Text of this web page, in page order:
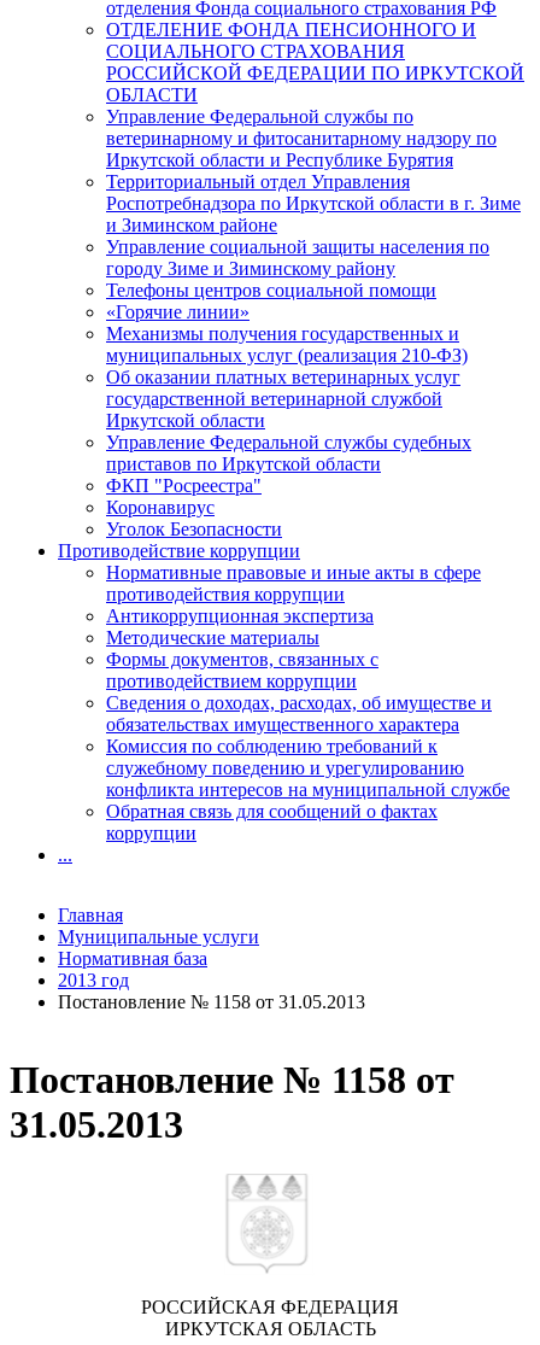
Постановление № 1158 от
31.05.2013
РОССИЙСКАЯ ФЕДЕРАЦИЯ
ИРКУТСКАЯ ОБЛАСТЬ
отделения Фонда социального страхования РФ
ОТДЕЛЕНИЕ ФОНДА ПЕНСИОННОГО И
СОЦИАЛЬНОГО СТРАХОВАНИЯ
РОССИЙСКОЙ ФЕДЕРАЦИИ ПО ИРКУТСКОЙ
ОБЛАСТИ
Управление Федеральной службы по
ветеринарному и фитосанитарному надзору по
Иркутской области и Республике Бурятия
Территориальный отдел Управления
Роспотребнадзора по Иркутской области в г. Зиме
и Зиминском районе
Управление социальной защиты населения по
городу Зиме и Зиминскому району
Телефоны центров социальной помощи
«Горячие линии»
Механизмы получения государственных и
муниципальных услуг (реализация 210-ФЗ)
Об оказании платных ветеринарных услуг
государственной ветеринарной службой
Иркутской области
Управление Федеральной службы судебных
приставов по Иркутской области
ФКП "Росреестра"
Коронавирус
Уголок Безопасности
Противодействие коррупции
Нормативные правовые и иные акты в сфере
противодействия коррупции
Антикоррупционная экспертиза
Методические материалы
Формы документов, связанных с
противодействием коррупции
Сведения о доходах, расходах, об имуществе и
обязательствах имущественного характера
Комиссия по соблюдению требований к
служебному поведению и урегулированию
конфликта интересов на муниципальной службе
Обратная связь для сообщений о фактах
коррупции
...
Главная
Муниципальные услуги
Нормативная база
2013 год
Постановление № 1158 от 31.05.2013